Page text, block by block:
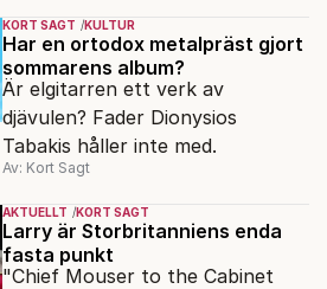
KORT SAGT KULTUR
Har en ortodox metalpräst gjort
sommarens album?
Är elgitarren ett verk av
djävulen? Fader Dionysios
Tabakis håller inte med.
Av: Kort Sagt
AKTUELLT KORT SAGT
Larry är Storbritanniens enda
fasta punkt
"Chief Mouser to the Cabinet